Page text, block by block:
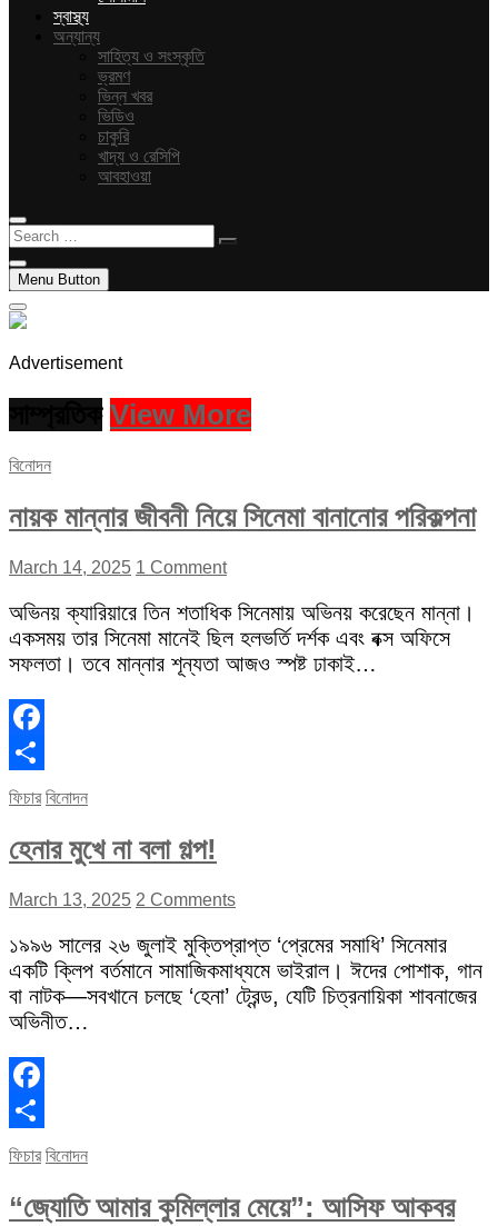
স্বাস্থ্য
অন্যান্য
সাহিত্য ও সংস্কৃতি
ভ্রমণ
ভিন্ন খবর
ভিডিও
চাকুরি
খাদ্য ও রেসিপি
আবহাওয়া
Search
…
Menu Button
Advertisement
View More
বিনোদন
নায়ক মান্নার জীবনী নিয়ে সিনেমা বানানোর পরিকল্পনা
March 14, 2025 1 Comment
অভিনয় ক্যারিয়ারে তিন শতাধিক সিনেমায় অভিনয় করেছেন মান্না।
একসময় তার সিনেমা মানেই ছিল হলভর্তি দর্শক এবং বক্স অফিসে
সফলতা। তবে মান্নার শূন্যতা আজও স্পষ্ট ঢাকাই…
Facebook
Share
ফিচার বিনোদন
হেনার মুখে না বলা গল্প!
March 13, 2025 2 Comments
১৯৯৬ সালের ২৬ জুলাই মুক্তিপ্রাপ্ত ‘প্রেমের সমাধি’ সিনেমার
একটি ক্লিপ বর্তমানে সামাজিকমাধ্যমে ভাইরাল। ঈদের পোশাক, গান
বা নাটক—সবখানে চলছে ‘হেনা’ ট্রেন্ড, যেটি চিত্রনায়িকা শাবনাজের
অভিনীত…
Facebook
Share
ফিচার বিনোদন
“জ্যোতি আমার কুমিল্লার মেয়ে”: আসিফ আকবর